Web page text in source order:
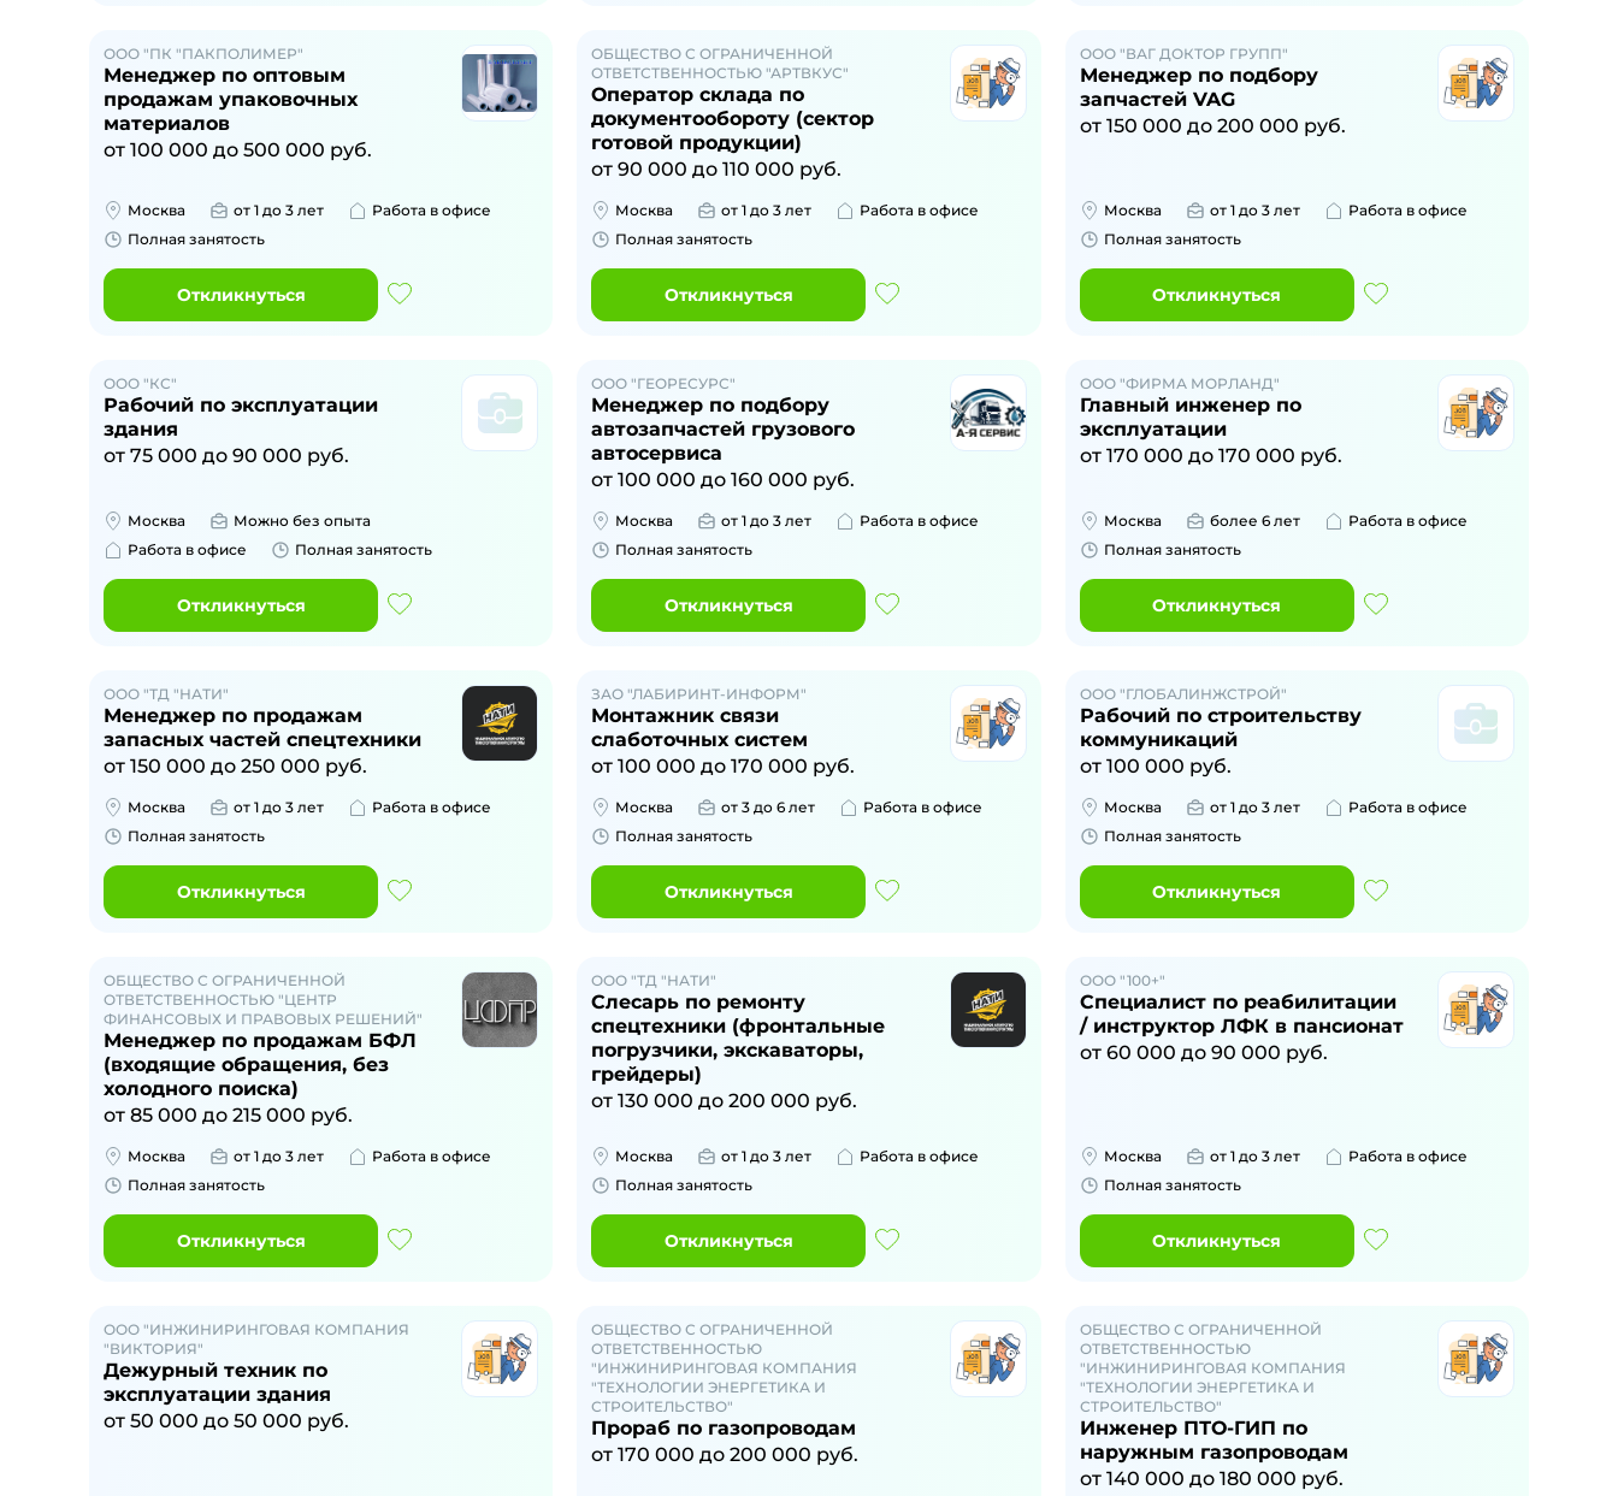
ООО "ПК "ПАКПОЛИМЕР"
Менеджер по оптовым
продажам упаковочных
материалов
от 100 000 до 500 000 руб.
Москва от 1 до 3 лет
Работа в офисе
Полная занятость
Откликнуться
ОБЩЕСТВО С ОГРАНИЧЕННОЙ
ОТВЕТСТВЕННОСТЬЮ "АРТВКУС"
Оператор склада по
документообороту (сектор
готовой продукции)
от90 000 до110 000 руб.
Москва от 1 до 3 лет
Работа в офисе
Полная занятость
Откликнуться
ООО "ВАГ ДОКТОР ГРУПП"
Менеджер по подбору
запчастей VAG
от 150 000 до 200 000 руб.
Москва от 1 до 3 лет
Работа в офисе
Полная занятость
Откликнуться
ООО "КС"
Рабочий по эксплуатации
здания
от 75 000 до 90 000 руб.
Москва
Можно без опыта
Работа в офисе
Полная занятость
Откликнуться
ООО "ГЕОРЕСУРС"
Менеджер по подбору
автозапчастей грузового
автосервиса
от100 000 до160 000 руб.
Москва от 1 до 3 лет
Работа в офисе
Полная занятость
Откликнуться
ООО "ФИРМА МОРЛАНД"
Главный инженер по
эксплуатации
от 170 000 до 170 000 руб.
Москва более 6 лет
Работа в офисе
Полная занятость
Откликнуться
ООО "ТД "НАТИ"
Менеджер по продажам
запасных частей спецтехники
от 150 000 до 250 000 руб.
Москва от 1 до 3 лет
Работа в офисе
Полная занятость
Откликнуться
ЗАО "ЛАБИРИНТ-ИНФОРМ"
Монтажник связи
слаботочных систем
от100 000 до170 000 руб.
Москва от 3 до 6 лет
Работа в офисе
Полная занятость
Откликнуться
ООО "ГЛОБАЛИНЖСТРОЙ"
Рабочий по строительству
коммуникаций
от 100 000 руб.
Москва от 1 до 3 лет
Работа в офисе
Полная занятость
Откликнуться
ОБЩЕСТВО С ОГРАНИЧЕННОЙ
ОТВЕТСТВЕННОСТЬЮ "ЦЕНТР
ФИНАНСОВЫХ И ПРАВОВЫХ РЕШЕНИЙ"
Менеджер по продажам БФЛ
(входящие обращения, без
холодного поиска)
от 85 000 до 215 000 руб.
Москва от 1 до 3 лет
Работа в офисе
Полная занятость
Откликнуться
ООО "ТД "НАТИ"
Слесарь по ремонту
спецтехники (фронтальные
погрузчики, экскаваторы,
грейдеры)
от130 000 до200 000 руб.
Москва от 1 до 3 лет
Работа в офисе
Полная занятость
Откликнуться
ООО "100+"
Специалист по реабилитации
/ инструктор ЛФК в пансионат
от 60 000 до 90 000 руб.
Москва от 1 до 3 лет
Работа в офисе
Полная занятость
Откликнуться
ООО "ИНЖИНИРИНГОВАЯ КОМПАНИЯ
"ВИКТОРИЯ"
Дежурный техник по
эксплуатации здания
от 50 000 до 50 000 руб.
ОБЩЕСТВО С ОГРАНИЧЕННОЙ
ОТВЕТСТВЕННОСТЬЮ
"ИНЖИНИРИНГОВАЯ КОМПАНИЯ
"ТЕХНОЛОГИИ ЭНЕРГЕТИКА И
СТРОИТЕЛЬСТВО"
Прораб по газопроводам
от170 000 до200 000 руб.
ОБЩЕСТВО С ОГРАНИЧЕННОЙ
ОТВЕТСТВЕННОСТЬЮ
"ИНЖИНИРИНГОВАЯ КОМПАНИЯ
"ТЕХНОЛОГИИ ЭНЕРГЕТИКА И
СТРОИТЕЛЬСТВО"
Инженер ПТО-ГИП по
наружным газопроводам
от 140 000 до 180 000 руб.